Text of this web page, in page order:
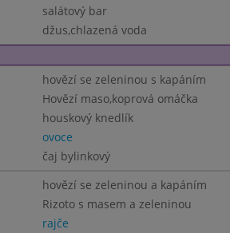
salátový bar
džus,chlazená voda
hovězí se zeleninou s kapáním
Hovězí maso,koprová omáčka
houskový knedlík
ovoce
čaj bylinkový
hovězí se zeleninou a kapáním
Rizoto s masem a zeleninou
rajče